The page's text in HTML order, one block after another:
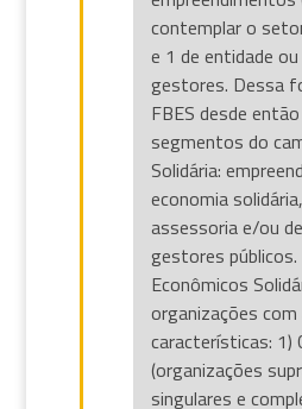
contemplar o
e 1 de entidade
gestores. Dessa
FBES desde
segmentos do
Solidária:
economia
assessoria e/ou
gestores
Econômicos
organizações
características: 1)
(organizações
singulares e